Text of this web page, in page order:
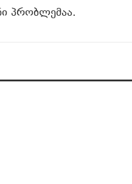
პრობლემაა.